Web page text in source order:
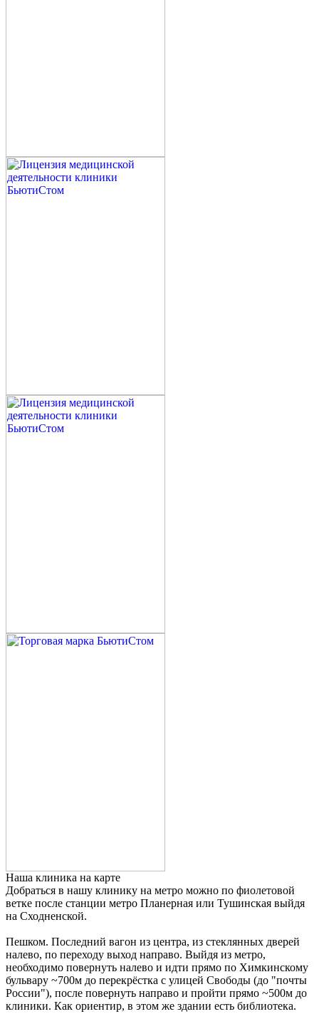
Наша клиника на карте
Добраться в нашу клинику на метро можно по фиолетовой
ветке после станции метро Планерная или Тушинская выйдя
на Сходненской.
Пешком. Последний вагон из центра, из стеклянных дверей
налево, по переходу выход направо. Выйдя из метро,
необходимо повернуть налево и идти прямо по Химкинскому
бульвару ~700м до перекрёстка с улицей Свободы (до "почты
России"), после повернуть направо и пройти прямо ~500м до
клиники. Как ориентир, в этом же здании есть библиотека.